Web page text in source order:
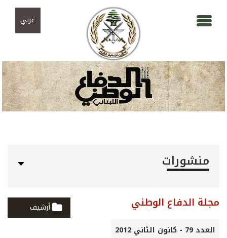
عربي
منشورات
مجلة الدفاع الوطني
أرشيف
العدد 79 - كانون الثاني 2012